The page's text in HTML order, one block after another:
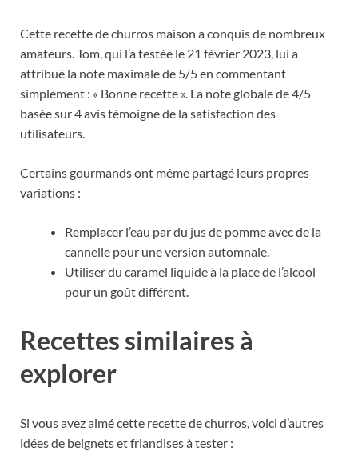
Cette recette de churros maison a conquis de nombreux
amateurs. Tom, qui l’a testée le 21 février 2023, lui a
attribué la note maximale de 5/5 en commentant
simplement : « Bonne recette ». La note globale de 4/5
basée sur 4 avis témoigne de la satisfaction des
utilisateurs.
Certains gourmands ont même partagé leurs propres
variations :
Remplacer l’eau par du jus de pomme avec de la
cannelle pour une version automnale.
Utiliser du caramel liquide à la place de l’alcool
pour un goût différent.
Recettes similaires à
explorer
Si vous avez aimé cette recette de churros, voici d’autres
idées de beignets et friandises à tester :